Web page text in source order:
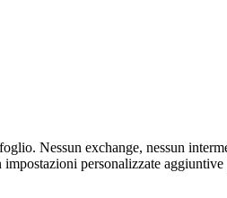
Nessun exchange, nessun
personalizzate